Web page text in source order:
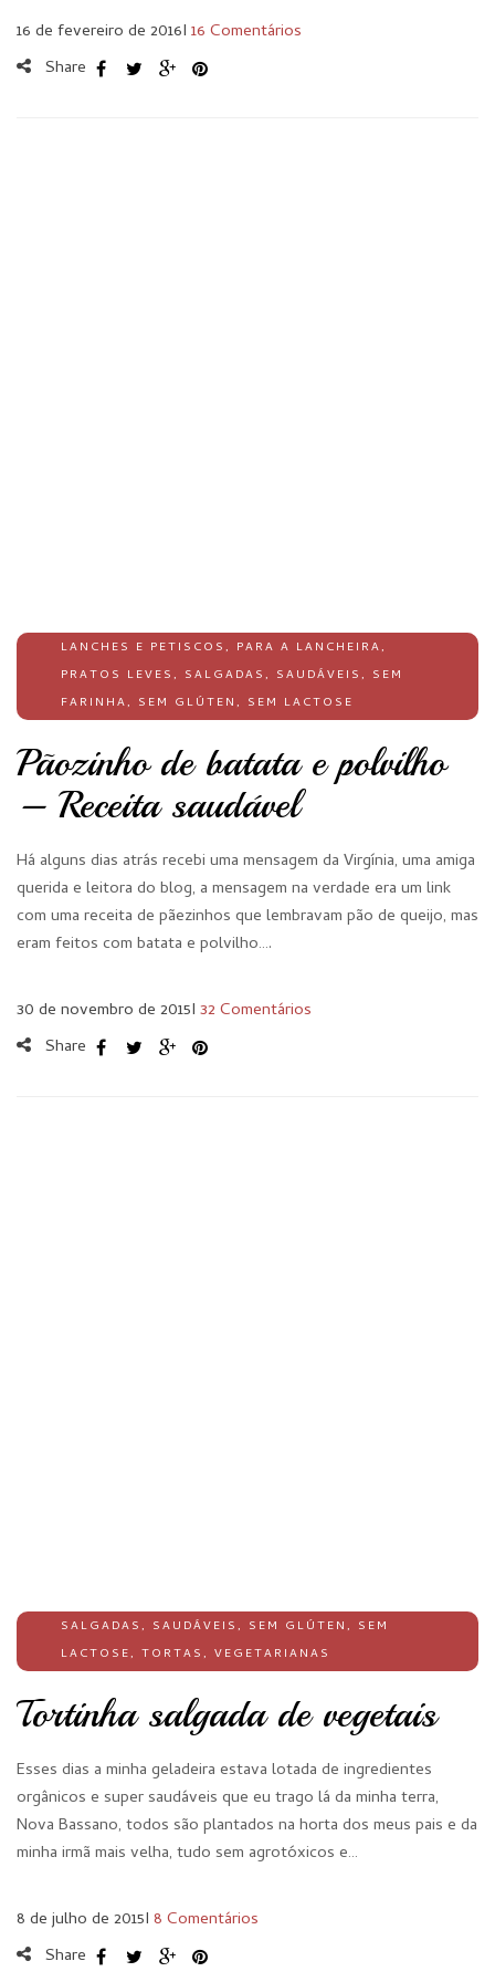
16 de fevereiro de 2016I 16 Comentários
Share
LANCHES E PETISCOS, PARA A LANCHEIRA,
PRATOS LEVES, SALGADAS, SAUDÁVEIS, SEM
FARINHA, SEM GLÚTEN, SEM LACTOSE
Pãozinho de batata e polvilho
– Receita saudável
Há alguns dias atrás recebi uma mensagem da Virgínia, uma amiga
querida e leitora do blog, a mensagem na verdade era um link
com uma receita de pãezinhos que lembravam pão de queijo, mas
eram feitos com batata e polvilho….
30 de novembro de 2015I 32 Comentários
Share
SALGADAS, SAUDÁVEIS, SEM GLÚTEN, SEM
LACTOSE, TORTAS, VEGETARIANAS
Tortinha salgada de vegetais
Esses dias a minha geladeira estava lotada de ingredientes
orgânicos e super saudáveis que eu trago lá da minha terra,
Nova Bassano, todos são plantados na horta dos meus pais e da
minha irmã mais velha, tudo sem agrotóxicos e…
8 de julho de 2015I 8 Comentários
Share